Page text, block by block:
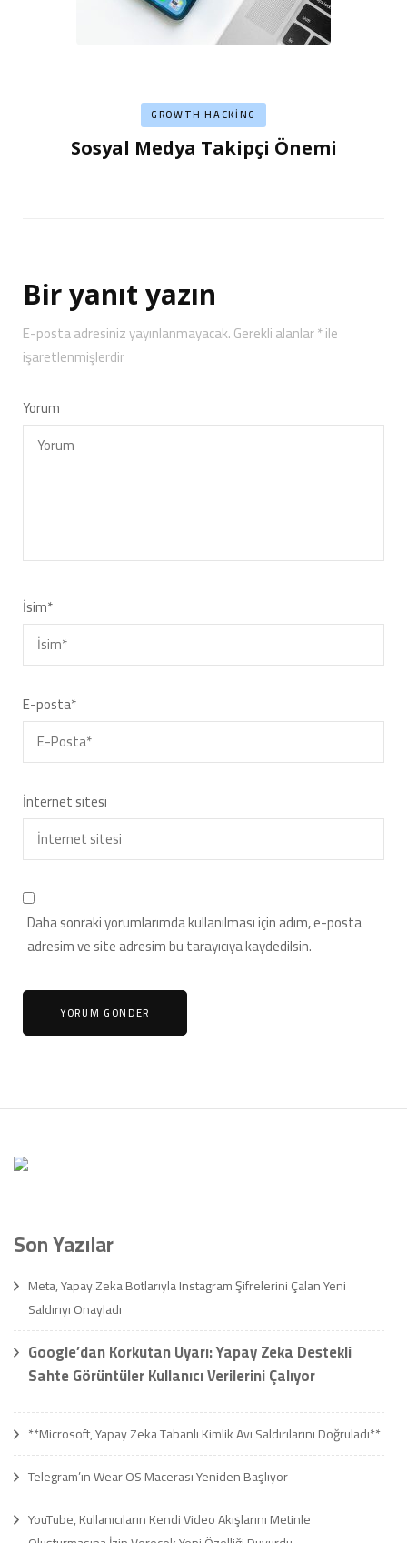
GROWTH HACKING
Sosyal Medya Takipçi Önemi
Bir yanıt yazın
E-posta adresiniz yayınlanmayacak.Gerekli alanlar*ile
işaretlenmişlerdir
Yorum
İsim*
E-posta*
İnternet sitesi
Daha sonraki yorumlarımda kullanılması için adım, e-posta
adresim ve site adresim bu tarayıcıya kaydedilsin.
Son Yazılar
Meta, Yapay Zeka Botlarıyla Instagram Şifrelerini Çalan Yeni
Saldırıyı Onayladı
Google’dan Korkutan Uyarı: Yapay Zeka Destekli
Sahte Görüntüler Kullanıcı Verilerini Çalıyor
**Microsoft, Yapay Zeka Tabanlı Kimlik Avı Saldırılarını Doğruladı**
Telegram’ın Wear OS Macerası Yeniden Başlıyor
YouTube, Kullanıcıların Kendi Video Akışlarını Metinle